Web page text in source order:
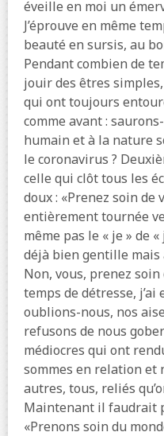
éveille en moi un
J’éprouve en même
beauté en sursis, au
Pendant combien de
jouir des êtres
qui ont toujours
comme avant :
humain et à la nature
le coronavirus ?
celle qui clôt tous les
doux : «Prenez soin de
entièrement tournée
même pas le « je » de
déjà bien gentille mais
Non, vous, prenez
temps de détresse, j’ai
oublions-nous, nos
refusons de nous
médiocres qui ont
sommes en relation et
autres, tous, reliés
Maintenant il faudrait
«Prenons soin du